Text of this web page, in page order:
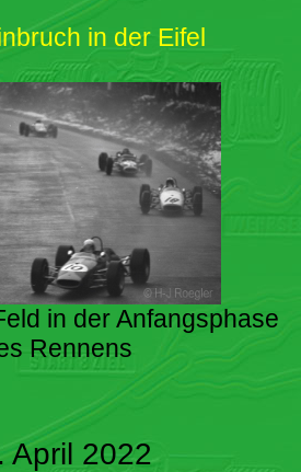
in der Eifel
in der Anfangsphase
Rennens
April 2022